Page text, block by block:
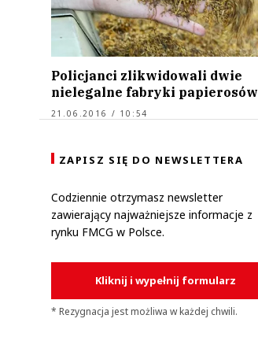
Policjanci zlikwidowali dwie
nielegalne fabryki papierosów
21.06.2016 / 10:54
ZAPISZ SIĘ DO NEWSLETTERA
Codziennie otrzymasz newsletter
zawierający najważniejsze informacje z
rynku FMCG w Polsce.
Kliknij i wypełnij formularz
* Rezygnacja jest możliwa w każdej chwili.